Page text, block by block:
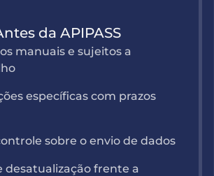
da APIPASS
manuais e sujeitos a
específicas com prazos
sobre o envio de dados
desatualização frente a